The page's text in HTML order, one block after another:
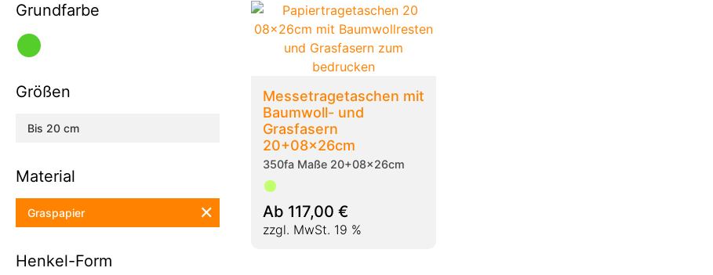
Messetragetaschen mit
Baumwoll- und
Grasfasern
20+08x26cm
350fa Maße 20+08x26cm
Ab 117,00 €
zzgl. MwSt. 19 %
Grundfarbe
Größen
Bis 20 cm
Material
Graspapier ✕
Henkel-Form